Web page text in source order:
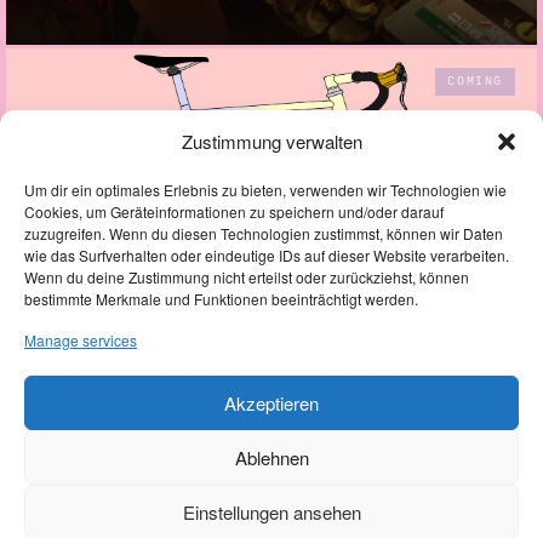
Zustimmung verwalten
Um dir ein optimales Erlebnis zu bieten, verwenden wir Technologien wie
Cookies, um Geräteinformationen zu speichern und/oder darauf
zuzugreifen. Wenn du diesen Technologien zustimmst, können wir Daten
wie das Surfverhalten oder eindeutige IDs auf dieser Website verarbeiten.
Wenn du deine Zustimmung nicht erteilst oder zurückziehst, können
bestimmte Merkmale und Funktionen beeinträchtigt werden.
Manage services
Akzeptieren
Ablehnen
Einstellungen ansehen
COMING
N0. #3
MARTIN'S MELODY
CLASSIFIED HUB · ON-ROAD · ISP · CUSTOM RACKS
COMING